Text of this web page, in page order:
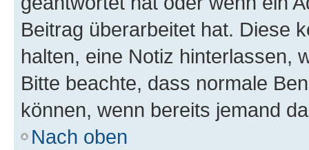
Beitrag überarbeitet hat. Diese
halten, eine Notiz hinterlassen,
Bitte beachte, dass normale
können, wenn bereits jemand
Nach oben